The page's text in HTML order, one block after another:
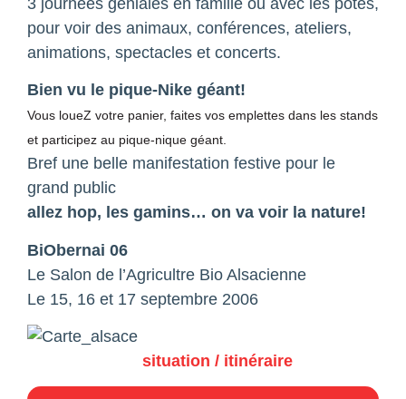
pour voir des animaux, conférences, ateliers,
animations, spectacles et concerts.
Bien vu le pique-Nike géant!
Vous loueZ votre panier, faites vos emplettes dans les stands
et participez au pique-nique géant.
Bref une belle manifestation festive pour le
grand public
allez hop, les gamins… on va voir la nature!
BiObernai 06
Le Salon de l’Agricultre Bio Alsacienne
Le 15, 16 et 17 septembre 2006
situation / itinéraire